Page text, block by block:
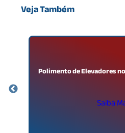
Veja Também
Polimento de Elevadores
Saiba